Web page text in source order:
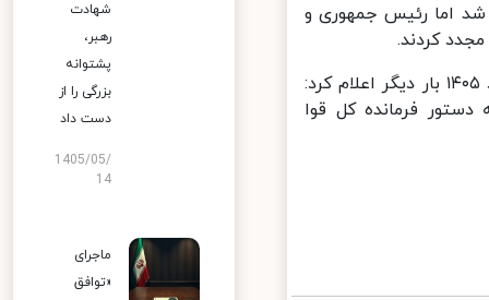
اما رئیس جمهوری و
کردند.
سنتکام عصر چهارشنبه به وقت شرق آمریکا ۱۰ ژوئن ۲۰۲۶ برابر با ۲۰ خرداد ۱۴۰۵ بار دیگر اعلام کرد:
به دستور فرمانده کل قوا
شهادت
رهبر،
پشتوانه
بزرگی را از
دست داد
1405/05/
14
ماجرای
«توافق